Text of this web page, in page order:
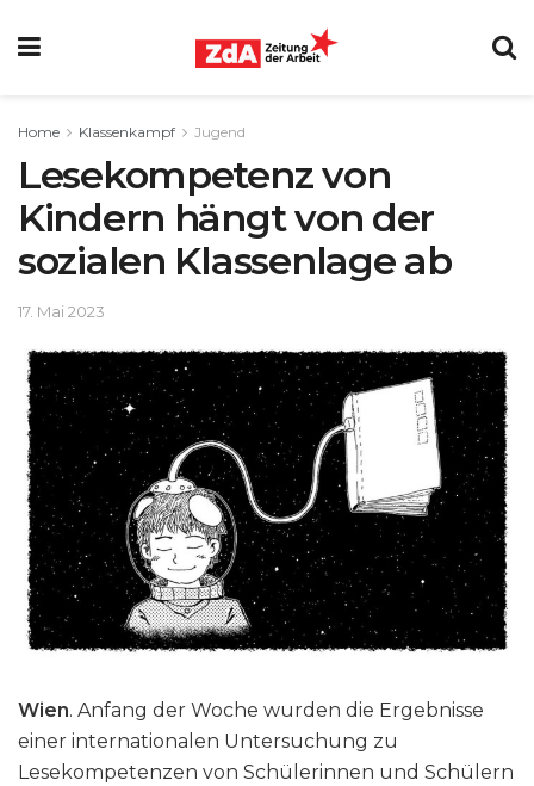
Home Klassenkampf Jugend
Lesekompetenz von
Kindern hängt von der
sozialen Klassenlage ab
17. Mai 2023
Wien. Anfang der Woche wurden die Ergebnisse
einer internationalen Untersuchung zu
Lesekompetenzen von Schülerinnen und Schülern